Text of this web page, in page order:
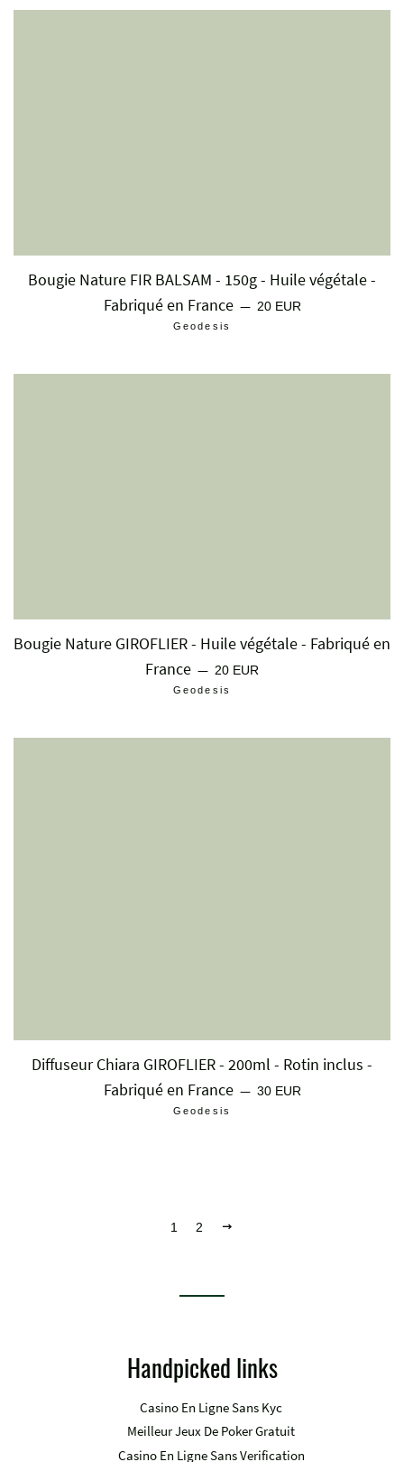
Bougie Nature FIR BALSAM - 150g - Huile végétale -
Fabriqué en France — Prix régulier
20 EUR
Geodesis
Bougie Nature GIROFLIER - Huile végétale - Fabriqué en
France — Prix régulier
20 EUR
Geodesis
Diffuseur Chiara GIROFLIER - 200ml - Rotin inclus -
Fabriqué en France — Prix régulier
30 EUR
Geodesis
1 2
Handpicked links
Casino En Ligne Sans Kyc
Meilleur Jeux De Poker Gratuit
Casino En Ligne Sans Verification